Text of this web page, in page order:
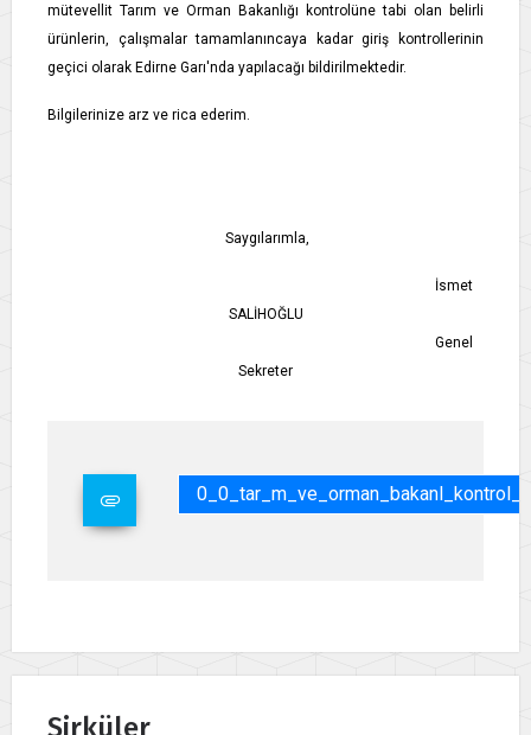
mütevellit Tarım ve Orman Bakanlığı kontrolüne tabi olan belirli
ürünlerin, çalışmalar tamamlanıncaya kadar giriş kontrollerinin
geçici olarak Edirne Garı'nda yapılacağı bildirilmektedir.
Bilgilerinize arz ve rica ederim.
Saygılarımla,
İsmet
SALİHOĞLU
Genel
Sekreter
Sirküler